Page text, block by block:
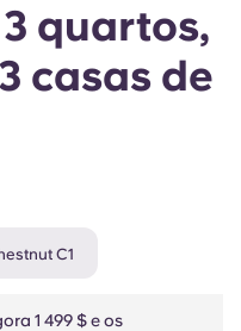
quartos,
casas de
C1
1 499 $ e os